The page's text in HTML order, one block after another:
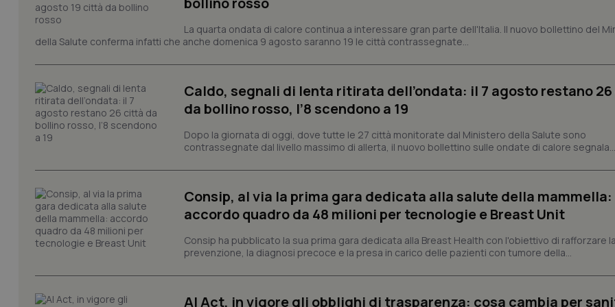
La quarta ondata di calore continua a interessare gran parte dell'Italia. Il nuovo bollettino del
della Salute conferma infatti che anche domenica 9 agosto saranno 19 le città contrassegnate...
Caldo, segnali di lenta ritirata dell’ondata: il 7 agosto restano
da bollino rosso, l’8 scendono a 19
Dopo la giornata di oggi, dove tutte le 27 città monitorate dal Ministero della Salute sono
contrassegnate dal livello massimo di allerta, il nuovo bollettino sulle ondate di calore segnala...
Consip, al via la prima gara dedicata alla salute della mammella:
accordo quadro da 48 milioni per tecnologie e Breast Unit
Consip ha pubblicato la sua prima gara dedicata alla Breast Health con l'obiettivo di rafforzare la
prevenzione, la diagnosi precoce e la presa in carico delle pazienti con tumore della...
AI Act, in vigore gli obblighi di trasparenza: cosa cambia per
e l'accesso alle aree protette del sito. Il sito web non è in grado di funzionare correttamente senza questi
interazione con il sito. Registra i
del visitatore riguardo a varie
CookieScriptConsent
CookieScript
www.quotidianosanita.it
5 mesi 3
settimane
Questo cookie viene utilizzato
Script.com per ricordare le
dei cookie di Cookie-Script.com
tracking-sites-ironfish-
tracking-enable
www.quotidianosanita.it
4
2 giorni
Questo cookie è impostato
tracking-sites-ironfish-
session-id
www.quotidianosanita.it
4
settimane
2 giorni
Questo cookie è impostato
assegnare un identificatore
_ga
Google LLC
1 anno 1
Questo nome di cookie è
significativo del servizio di
utilizzato da Google. Questo